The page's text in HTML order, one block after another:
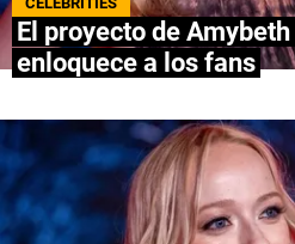
NETFLIX
APPLE TV+
MÚSICA
El proyecto de
enloquece a los fans